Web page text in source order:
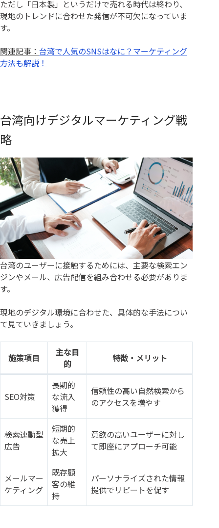
ただし「日本製」というだけで売れる時代は終わり、
現地のトレンドに合わせた発信が不可欠になっていま
す。
関連記事： 台湾で人気のSNSはなに？マーケティング
方法も解説！
台湾向けデジタルマーケティング戦
略
台湾のユーザーに接触するためには、主要な検索エン
ジンやメール、広告配信を組み合わせる必要がありま
す。
現地のデジタル環境に合わせた、具体的な手法につい
て見ていきましょう。
施策項目
主な目
的
特徴・メリット
SEO対策
長期的
な流入
獲得
信頼性の高い自然検索から
のアクセスを増やす
検索連動型
広告
短期的
な売上
拡大
意欲の高いユーザーに対し
て即座にアプローチ可能
メールマー
ケティング
既存顧
客の維
持
パーソナライズされた情報
提供でリピートを促す